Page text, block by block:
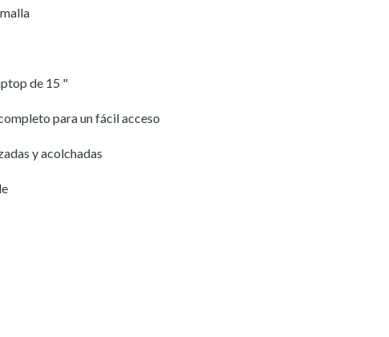
de 15 "
para un fácil acceso
y acolchadas